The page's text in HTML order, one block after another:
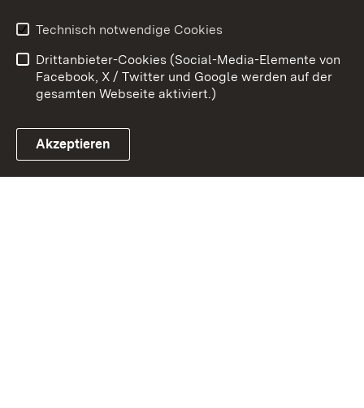
Link zum Landesportal
Barrierefreiheit
Impressum Cookies
Technisch notwendige Cookies
Drittanbieter-Cookies (Social-Media-Elemente von
Facebook, X / Twitter und Google werden auf der
gesamten Webseite aktiviert.)
Akzeptieren